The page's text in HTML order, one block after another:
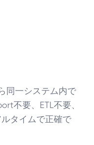
同一システム内で
不要、ETL不要、
タイムで正確で